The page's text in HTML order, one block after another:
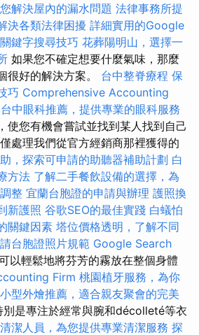
解決屋內的漏水問題 法律事務所提
決各類法律困擾 詳細實用的Google
鍵字搜尋技巧 花葬陽明山，選擇一
如果您不確定想要什麼氣味，那麼
很好的解決方案。 台中整脊療程 保
巧 Comprehensive Accounting
台中眼科推薦，提供專業的眼科服務
使您有機會嘗試並找到某人找到自己
處理我們從官方經銷商那裡獲得的
，探索可申請的助聽器補助計劃 白
方法 了解二手餐飲設備的選擇，為
整 宜蘭台胞證的申請與辦理 護照換
新護照 谷歌SEO的最佳實踐 白蟻怕
關鍵因素 塔位價格透明，了解不同
台胞證照片規範 Google Search
以輕鬆地將芬芳的霧放在整個身體
Firm 桃園植牙服務，為你
小型外燴推薦，適合親友聚會的完美
別是專注於經常與腕和décolleté等衣
潔人員，為您提供專業清潔服務 探